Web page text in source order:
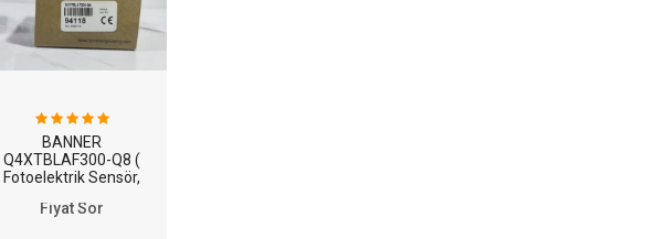
BANNER
Q4XTBLAF300-Q8 (
Fotoelektrik Sensör,
30VDC, NPN/PNP, M12,
Fiyat Sor